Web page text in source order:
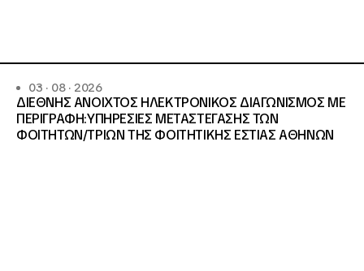
03 · 08 · 2026
ΔΙΕΘΝΗΣ ΑΝΟΙΧΤΟΣ ΗΛΕΚΤΡΟΝΙΚΟΣ ΔΙΑΓΩΝΙΣΜΟΣ ΜΕ
ΠΕΡΙΓΡΑΦΗ:ΥΠΗΡΕΣΙΕΣ METAΣΤΕΓΑΣΗΣ ΤΩΝ
ΦΟΙΤΗΤΩΝ/ΤΡΙΩΝ ΤΗΣ ΦΟΙΤΗΤΙΚΗΣ ΕΣΤΙΑΣ ΑΘΗΝΩΝ